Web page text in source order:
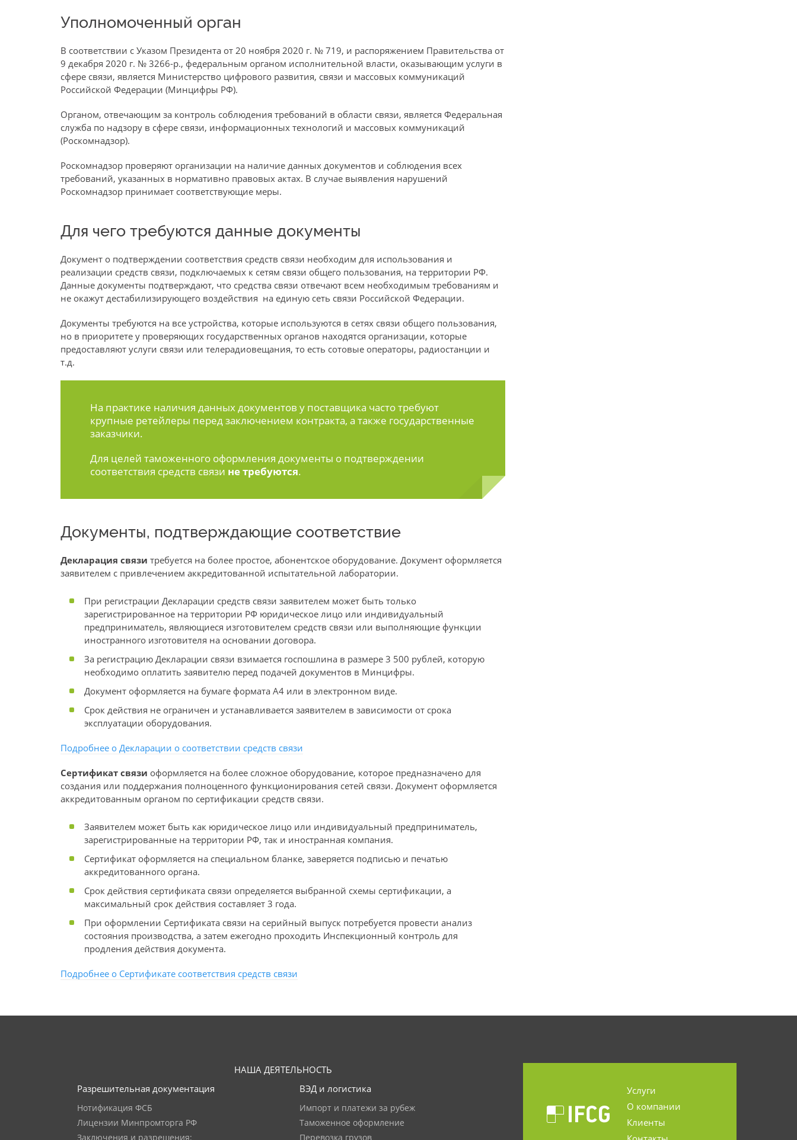
Уполномоченный орган
В соответствии с Указом Президента от 20 ноября 2020 г. № 719, и распоряжением Правительства от
9 декабря 2020 г. № 3266-р., федеральным органом исполнительной власти, оказывающим услуги в
сфере связи, является Министерство цифрового развития, связи и массовых коммуникаций
Российской Федерации (Минцифры РФ).
Органом, отвечающим за контроль соблюдения требований в области связи, является Федеральная
служба по надзору в сфере связи, информационных технологий и массовых коммуникаций
(Роскомнадзор).
Роскомнадзор проверяют организации на наличие данных документов и соблюдения всех
требований, указанных в нормативно правовых актах. В случае выявления нарушений
Роскомнадзор принимает соответствующие меры.
Для чего требуются данные документы
Документ о подтверждении соответствия средств связи необходим для использования и
реализации средств связи, подключаемых к сетям связи общего пользования, на территории РФ.
Данные документы подтверждают, что средства связи отвечают всем необходимым требованиям и
не окажут дестабилизирующего воздействия на единую сеть связи Российской Федерации.
Документы требуются на все устройства, которые используются в сетях связи общего пользования,
но в приоритете у проверяющих государственных органов находятся организации, которые
предоставляют услуги связи или телерадиовещания, то есть сотовые операторы, радиостанции и
т.д.
На практике наличия данных документов у поставщика часто требуют
крупные ретейлеры перед заключением контракта, а также государственные
заказчики.
Для целей таможенного оформления документы о подтверждении
соответствия средств связи не требуются.
Документы, подтверждающие соответствие
Декларация связи требуется на более простое, абонентское оборудование. Документ оформляется
заявителем с привлечением аккредитованной испытательной лаборатории.
При регистрации Декларации средств связи заявителем может быть только
зарегистрированное на территории РФ юридическое лицо или индивидуальный
предприниматель, являющиеся изготовителем средств связи или выполняющие функции
иностранного изготовителя на основании договора.
За регистрацию Декларации связи взимается госпошлина в размере 3 500 рублей, которую
необходимо оплатить заявителю перед подачей документов в Минцифры.
Документ оформляется на бумаге формата А4 или в электронном виде.
Срок действия не ограничен и устанавливается заявителем в зависимости от срока
эксплуатации оборудования.
Подробнее о Декларации о соответствии средств связи
Сертификат связи оформляется на более сложное оборудование, которое предназначено для
создания или поддержания полноценного функционирования сетей связи. Документ оформляется
аккредитованным органом по сертификации средств связи.
Заявителем может быть как юридическое лицо или индивидуальный предприниматель,
зарегистрированные на территории РФ, так и иностранная компания.
Сертификат оформляется на специальном бланке, заверяется подписью и печатью
аккредитованного органа.
Срок действия сертификата связи определяется выбранной схемы сертификации, а
максимальный срок действия составляет 3 года.
При оформлении Сертификата связи на серийный выпуск потребуется провести анализ
состояния производства, а затем ежегодно проходить Инспекционный контроль для
продления действия документа.
Подробнее о Сертификате соответствия средств связи
НАША ДЕЯТЕЛЬНОСТЬ
Разрешительная документация
Нотификация ФСБ
Лицензии Минпромторга РФ
Заключения и разрешения:
ВЭД и логистика
Импорт и платежи за рубеж
Таможенное оформление
Перевозка грузов
Услуги
О компании
Клиенты